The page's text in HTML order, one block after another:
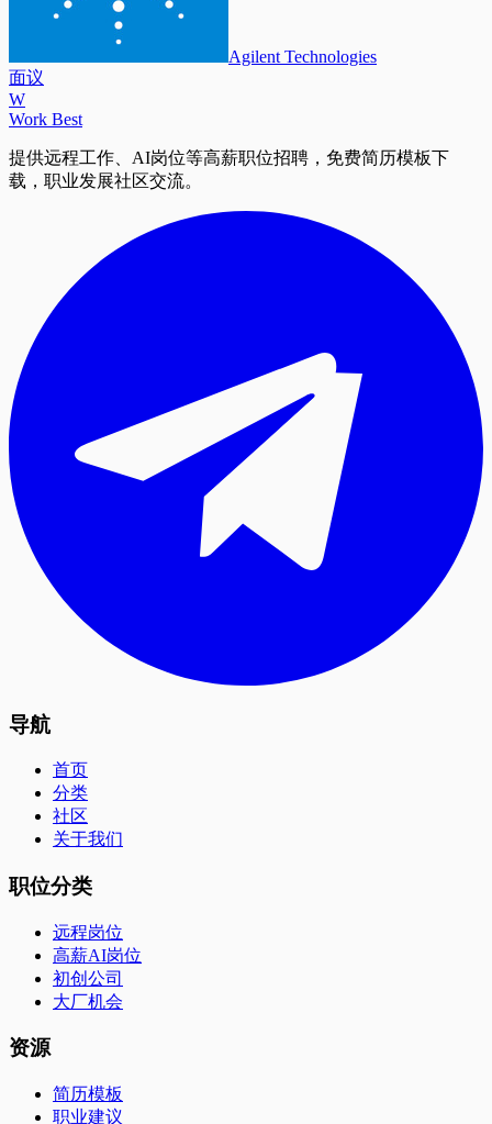
Agilent Technologies
面议
W
Work Best
提供远程工作、AI岗位等高薪职位招聘，免费简历模板下
载，职业发展社区交流。
导航
首页
分类
社区
关于我们
职位分类
远程岗位
高薪AI岗位
初创公司
大厂机会
资源
简历模板
职业建议